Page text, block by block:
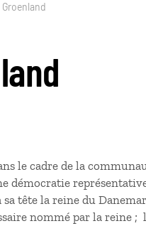
le cadre de la
démocratie
tête la reine du
nommé par la reine ;